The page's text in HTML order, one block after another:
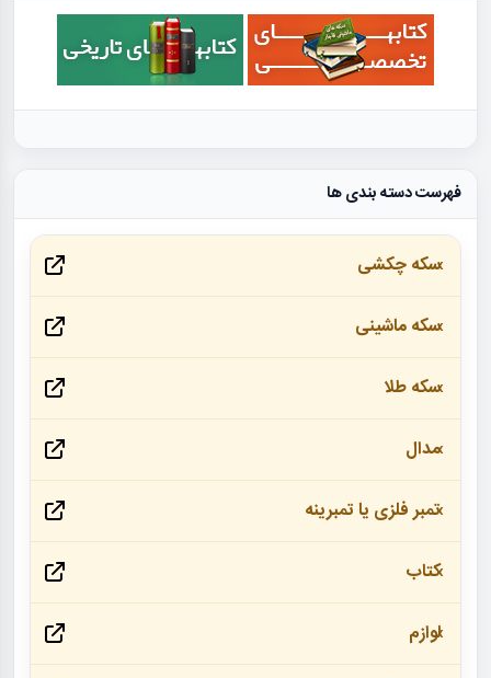
فهرست دسته بندی ها
سکه چکشی
سکه ماشینی
سکه طلا
مدال
تمبر فلزی یا تمبرینه
کتاب
لوازم